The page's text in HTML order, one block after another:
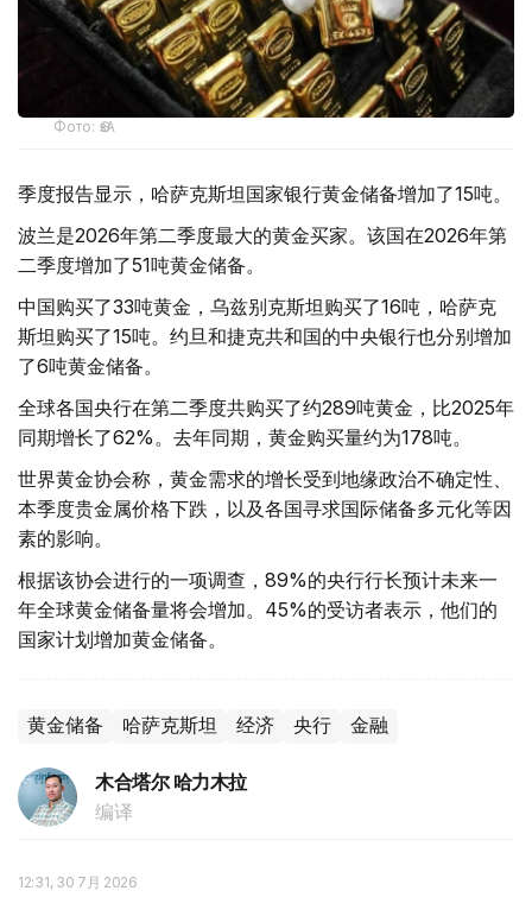
Фото: ӨзА
季度报告显示，哈萨克斯坦国家银行黄金储备增加了15吨。
波兰是2026年第二季度最大的黄金买家。该国在2026年第
二季度增加了51吨黄金储备。
中国购买了33吨黄金，乌兹别克斯坦购买了16吨，哈萨克
斯坦购买了15吨。约旦和捷克共和国的中央银行也分别增加
了6吨黄金储备。
全球各国央行在第二季度共购买了约289吨黄金，比2025年
同期增长了62%。去年同期，黄金购买量约为178吨。
世界黄金协会称，黄金需求的增长受到地缘政治不确定性、
本季度贵金属价格下跌，以及各国寻求国际储备多元化等因
素的影响。
根据该协会进行的一项调查，89%的央行行长预计未来一
年全球黄金储备量将会增加。45%的受访者表示，他们的
国家计划增加黄金储备。
黄金储备 哈萨克斯坦 经济 央行 金融
木合塔尔 哈力木拉
编译
12:31, 30 7月 2026